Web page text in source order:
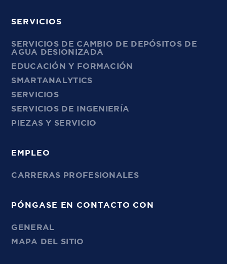
SERVICIOS
SERVICIOS DE CAMBIO DE DEPÓSITOS DE
AGUA DESIONIZADA
EDUCACIÓN Y FORMACIÓN
SMARTANALYTICS
SERVICIOS
SERVICIOS DE INGENIERÍA
PIEZAS Y SERVICIO
EMPLEO
CARRERAS PROFESIONALES
PÓNGASE EN CONTACTO CON
GENERAL
MAPA DEL SITIO